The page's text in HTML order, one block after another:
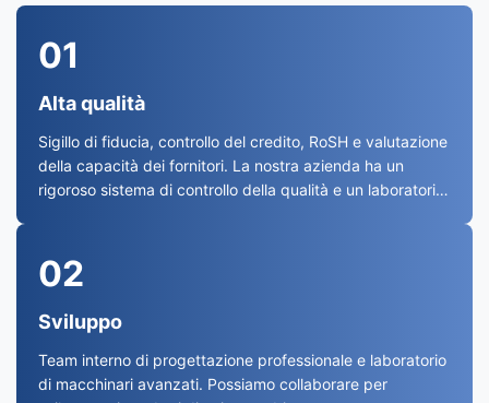
01
Alta qualità
Sigillo di fiducia, controllo del credito, RoSH e valutazione
della capacità dei fornitori. La nostra azienda ha un
rigoroso sistema di controllo della qualità e un laboratorio
02
Sviluppo
Team interno di progettazione professionale e laboratorio
di macchinari avanzati. Possiamo collaborare per